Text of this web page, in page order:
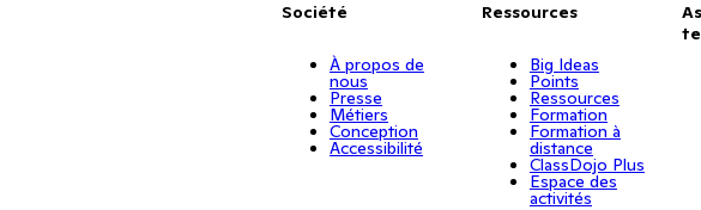
Société
À propos de
nous
Presse
Métiers
Conception
Accessibilité
Ressources
Big Ideas
Points
Ressources
Formation
Formation à
distance
ClassDojo Plus
Espace des
activités